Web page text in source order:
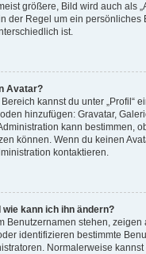
größere, Bild wird auch als
der Regel um ein persönliches
ist.
Avatar?
kannst du unter „Profil“
hinzufügen: Gravatar,
kann bestimmen,
können. Wenn du keinen
kontaktieren.
kann ich ihn ändern?
Benutzernamen stehen, zeigen
identifizieren bestimmte
Normalerweise